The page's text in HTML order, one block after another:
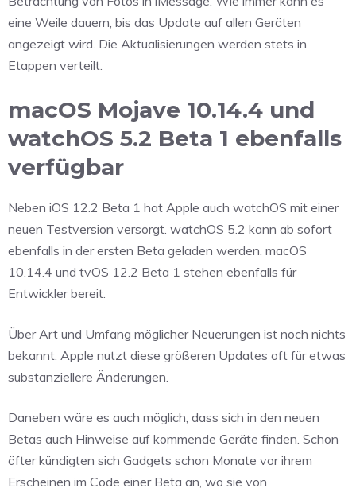
eine Weile dauern, bis das Update auf allen Geräten
angezeigt wird. Die Aktualisierungen werden stets in
Etappen verteilt.
macOS Mojave 10.14.4 und
watchOS 5.2 Beta 1 ebenfalls
verfügbar
Neben iOS 12.2 Beta 1 hat Apple auch watchOS mit einer
neuen Testversion versorgt. watchOS 5.2 kann ab sofort
ebenfalls in der ersten Beta geladen werden. macOS
10.14.4 und tvOS 12.2 Beta 1 stehen ebenfalls für
Entwickler bereit.
Über Art und Umfang möglicher Neuerungen ist noch nichts
bekannt. Apple nutzt diese größeren Updates oft für etwas
substanziellere Änderungen.
Daneben wäre es auch möglich, dass sich in den neuen
Betas auch Hinweise auf kommende Geräte finden. Schon
öfter kündigten sich Gadgets schon Monate vor ihrem
Erscheinen im Code einer Beta an, wo sie von